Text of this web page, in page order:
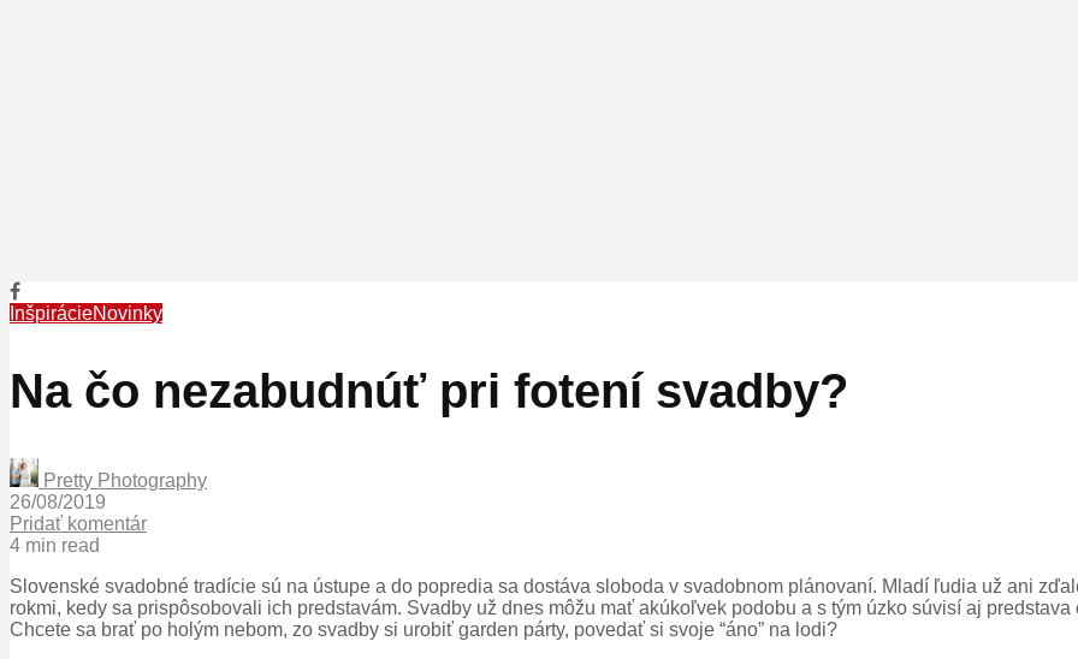
InšpirácieNovinky
Na čo nezabudnúť pri fotení svadby?
Pretty Photography
26/08/2019
Pridať komentár
4 min read
Slovenské svadobné tradície sú na ústupe a do popredia sa dostáva sloboda v svadobnom plánovaní. Mladí ľudia už ani
rokmi, kedy sa prispôsobovali ich predstavám. Svadby už dnes môžu mať akúkoľvek podobu a s tým úzko súvisí aj
Chcete sa brať po holým nebom, zo svadby si urobiť garden párty, povedať si svoje “áno” na lodi?